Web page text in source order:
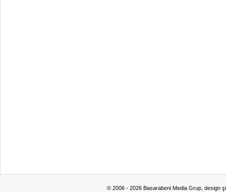
© 2006 - 2026 Basarabeni Media Grup, design